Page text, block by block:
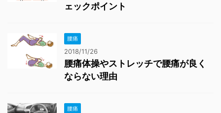
ェックポイント
腰痛
2018/11/26
腰痛体操やストレッチで腰痛が良く
ならない理由
腰痛